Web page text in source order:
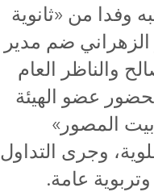
وفدا من «ثانوية
الزهراني ضم مدير
والناظر العام
عضو الهيئة
المصور»
وجرى التداول
عامة.